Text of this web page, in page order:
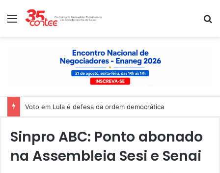
Menu
Voto em Lula é defesa da ordem democrática
Sinpro ABC: Ponto abonado
na Assembleia Sesi e Senai